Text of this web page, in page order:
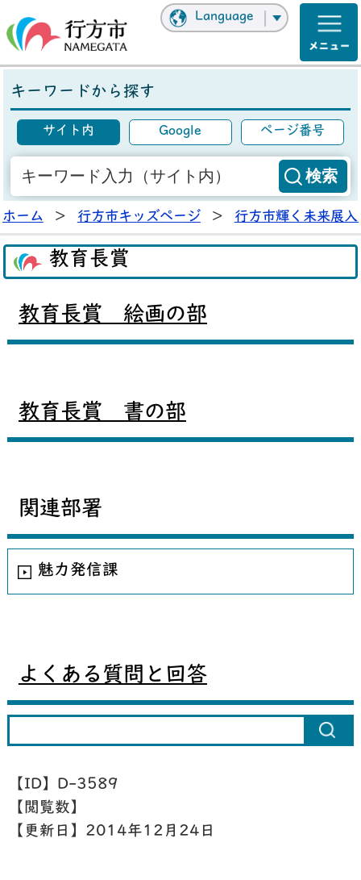
Language
キーワードから探す
サイト内 Google ページ番号
ホーム > 行方市キッズページ > 行方市輝く未来展入
教育長賞
教育長賞 絵画の部
教育長賞 書の部
関連部署
魅力発信課
よくある質問と回答
【ID】 D-3589
【閲覧数】
【更新日】 2014年12月24日